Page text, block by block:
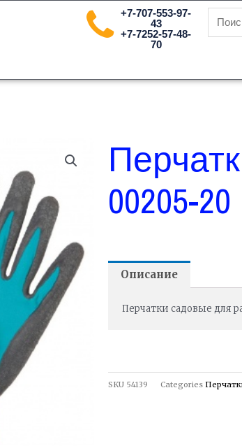
+7-707-553-97-
43
+7-7252-57-48-
70
00205-20
Описание
Перчатки садовые для
SKU 54139 Categories